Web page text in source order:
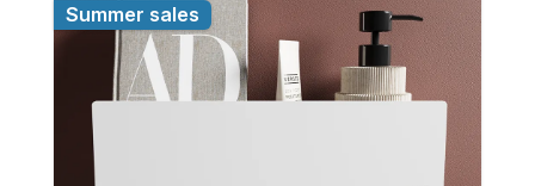
Summer sales